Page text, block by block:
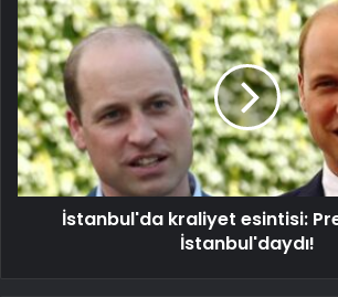
İstanbul'da kraliyet esintisi:
İstanbul'daydı!